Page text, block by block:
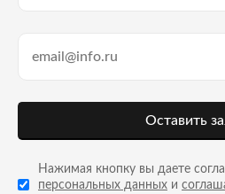
Оставить
Нажимая кнопку вы даете
персональных данных и